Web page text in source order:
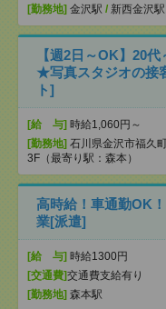
[勤務地] 金沢駅 / 新西金沢駅
【週2日～OK】20
★写真スタジオの接
ト]
[給 与] 時給1,060円～
[勤務地] 石川県金沢市福久
3F（最寄り駅：森本）
高時給！車通勤OK
業[派遣]
[給 与] 時給1300円
[交通費]交通費支給有り
[勤務地] 森本駅